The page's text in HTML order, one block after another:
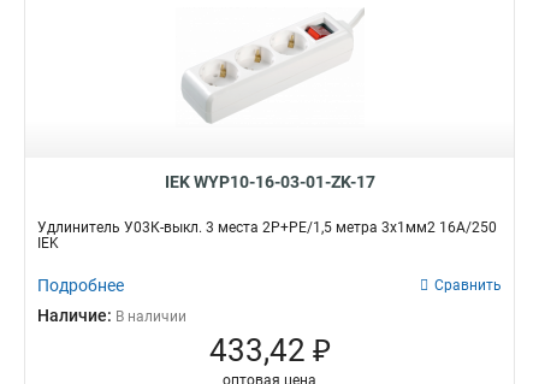
IEK WYP10-16-03-01-ZK-17
Удлинитель У03К-выкл. 3 места 2Р+PЕ/1,5 метра 3х1мм2 16А/250
IEK
Подробнее Сравнить
Наличие: В наличии
433,42 ₽
оптовая цена